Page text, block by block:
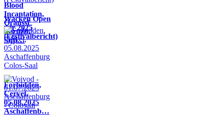
Blood
Incantation,
Oranssi
Pazuzu,
Sijji…
Wacken Open
Air 2025
(Festivalbericht)
Forbidden,
Cervet,
05.08.2025
Aschaffenb…